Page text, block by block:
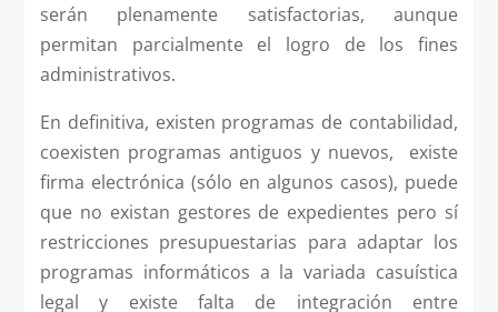
serán plenamente satisfactorias, aunque
permitan parcialmente el logro de los fines
administrativos.
En definitiva, existen programas de contabilidad,
coexisten programas antiguos y nuevos, existe
firma electrónica (sólo en algunos casos), puede
que no existan gestores de expedientes pero sí
restricciones presupuestarias para adaptar los
programas informáticos a la variada casuística
legal y existe falta de integración entre